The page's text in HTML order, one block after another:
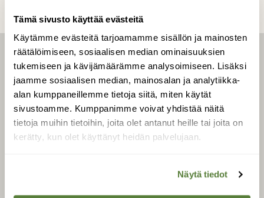
Tämä sivusto käyttää evästeitä
Käytämme evästeitä tarjoamamme sisällön ja mainosten
räätälöimiseen, sosiaalisen median ominaisuuksien
tukemiseen ja kävijämäärämme analysoimiseen. Lisäksi
jaamme sosiaalisen median, mainosalan ja analytiikka-
alan kumppaneillemme tietoja siitä, miten käytät
sivustoamme. Kumppanimme voivat yhdistää näitä
tietoja muihin tietoihin, joita olet antanut heille tai joita on
kerätty, kun olet käyttänyt heidän palvelujaan.
Näytä tiedot
LEHTI
Uusin lehti
Tilaa Suomen Luonto
Tilaa digilukuoikeus
Äänestä parasta juttua